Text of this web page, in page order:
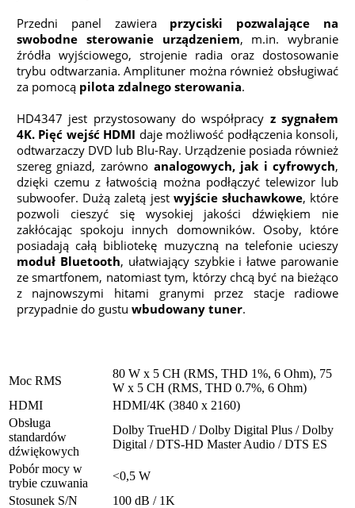
Przedni panel zawiera przyciski pozwalające na
swobodne sterowanie urządzeniem, m.in. wybranie
źródła wyjściowego, strojenie radia oraz dostosowanie
trybu odtwarzania. Amplituner można również obsługiwać
za pomocą pilota zdalnego sterowania.
HD4347 jest przystosowany do współpracy z sygnałem
4K. Pięć wejść HDMI daje możliwość podłączenia konsoli,
odtwarzaczy DVD lub Blu-Ray. Urządzenie posiada również
szereg gniazd, zarówno analogowych, jak i cyfrowych,
dzięki czemu z łatwością można podłączyć telewizor lub
subwoofer. Dużą zaletą jest wyjście słuchawkowe, które
pozwoli cieszyć się wysokiej jakości dźwiękiem nie
zakłócając spokoju innych domowników. Osoby, które
posiadają całą bibliotekę muzyczną na telefonie ucieszy
moduł Bluetooth, ułatwiający szybkie i łatwe parowanie
ze smartfonem, natomiast tym, którzy chcą być na bieżąco
z najnowszymi hitami granymi przez stacje radiowe
przypadnie do gustu wbudowany tuner.
Moc RMS
80 W x 5 CH (RMS, THD 1%, 6 Ohm), 75
W x 5 CH (RMS, THD 0.7%, 6 Ohm)
HDMI
HDMI/4K (3840 x 2160)
Obsługa
standardów
dźwiękowych
Dolby TrueHD / Dolby Digital Plus / Dolby
Digital / DTS-HD Master Audio / DTS ES
Pobór mocy w
trybie czuwania
<0,5 W
Stosunek S/N
100 dB / 1K